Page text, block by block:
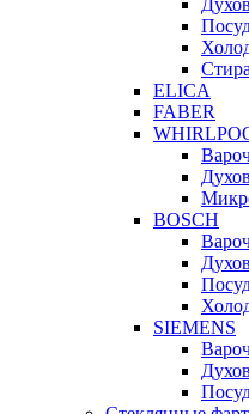
ELICA
FABER
BOSCH
SIEMENS